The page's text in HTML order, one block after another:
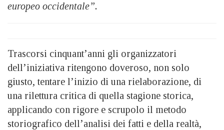
europeo occidentale”.
Trascorsi cinquant’anni gli organizzatori
dell’iniziativa ritengono doveroso, non solo
giusto, tentare l’inizio di una rielaborazione, di
una rilettura critica di quella stagione storica,
applicando con rigore e scrupolo il metodo
storiografico dell’analisi dei fatti e della realtà,